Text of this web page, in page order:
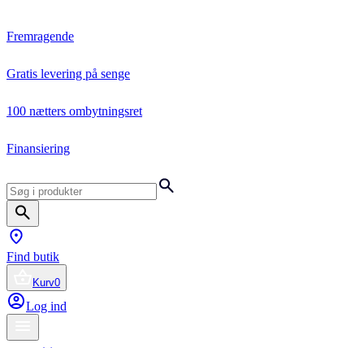
Fremragende
Gratis levering på senge
100 nætters ombytningsret
Finansiering
Find butik
Kurv0
Log ind